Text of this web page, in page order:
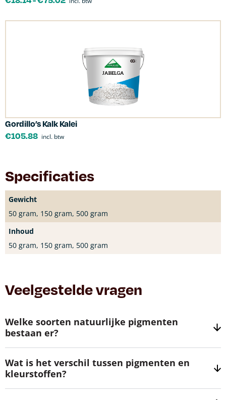
Gordillo’s Kalk Kalei
€105.88 incl. btw
Specificaties
Gewicht
50 gram, 150 gram, 500 gram
Inhoud
50 gram, 150 gram, 500 gram
Veelgestelde vragen
Welke soorten natuurlijke pigmenten
bestaan er?
Wat is het verschil tussen pigmenten en
kleurstoffen?